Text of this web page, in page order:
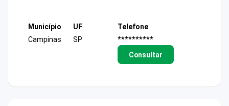
Município
Campinas
UF
SP
Telefone
**********
Consultar